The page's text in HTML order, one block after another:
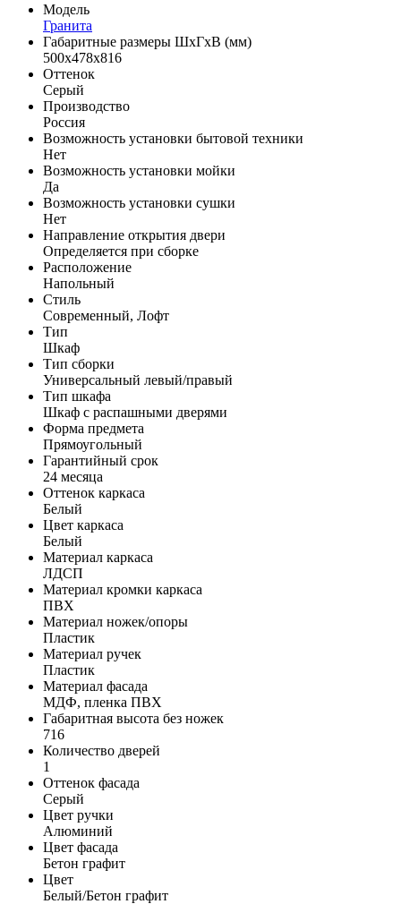
Модель
Гранита
Габаритные размеры ШхГхВ (мм)
500х478х816
Оттенок
Серый
Производство
Россия
Возможность установки бытовой техники
Нет
Возможность установки мойки
Да
Возможность установки сушки
Нет
Направление открытия двери
Определяется при сборке
Расположение
Напольный
Стиль
Современный, Лофт
Тип
Шкаф
Тип сборки
Универсальный левый/правый
Тип шкафа
Шкаф с распашными дверями
Форма предмета
Прямоугольный
Гарантийный срок
24 месяца
Оттенок каркаса
Белый
Цвет каркаса
Белый
Материал каркаса
ЛДСП
Материал кромки каркаса
ПВХ
Материал ножек/опоры
Пластик
Материал ручек
Пластик
Материал фасада
МДФ, пленка ПВХ
Габаритная высота без ножек
716
Количество дверей
1
Оттенок фасада
Серый
Цвет ручки
Алюминий
Цвет фасада
Бетон графит
Цвет
Белый/Бетон графит